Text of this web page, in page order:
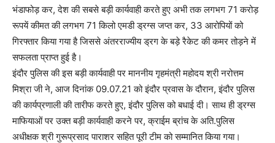
भंडाफोड़ कर, देश की सबसे बड़ी कार्यवाही करते हुए अभी तक लगभग 71 करोड़
रूपयें कीमत की लगभग 71 किलो एमडी ड्रग्स जप्त कर, 33 आरोपियों को
गिरफ्तार किया गया है जिससे अंतरराज्यीय ड्रग के बड़े रैकेट की कमर तोड़ने में
सफलता प्राप्त हुई है।
इंदौर पुलिस की इस बड़ी कार्यवाही पर माननीय गृहमंत्री महोदय श्री नरोत्तम
मिश्रा जी ने, आज दिनांक 09.07.21 को इंदौर प्रवास के दौरान, इंदौर पुलिस
की कार्यप्रणाली की तारीफ करते हुए, इंदौर पुलिस को बधाई दी। साथ ही ड्रग्स
माफियाओं पर उक्त बड़ी कार्यवाही करने पर, क्राईम ब्रांच के अति.पुलिस
अधीक्षक श्री गुरूप्रसाद पाराशर सहित पूरी टीम को सम्मानित किया गया।